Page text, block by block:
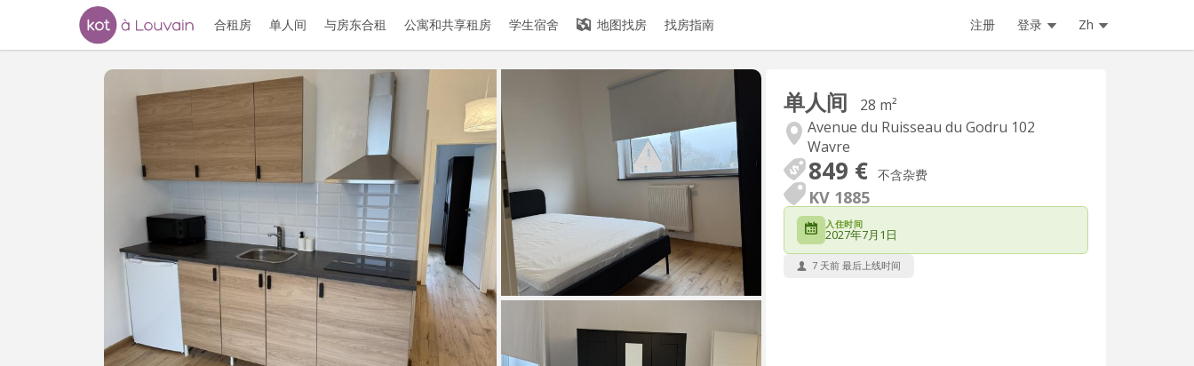
合租房 单人间 与房东合租 公寓和共享租房 学生宿舍 地图找房 找房指南 注册 登录 Zh
单人间
28 m²
Avenue du Ruisseau du Godru 102
Wavre
849 € 不含杂费
KV 1885
入住时间
2027年7月1日
7 天前 最后上线时间